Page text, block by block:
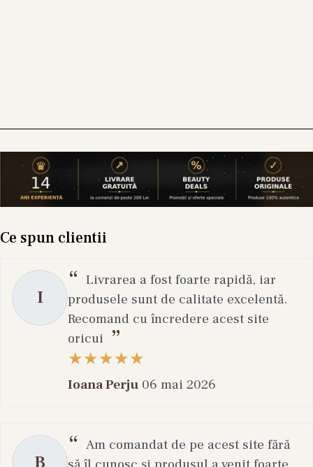
Ce spun clientii
I
Livrarea a fost foarte rapidă, iar
produsele sunt de calitate excelentă.
Recomand cu încredere acest site
oricui
Ioana Perju 06 mai 2026
B
Am comandat de pe acest site fără